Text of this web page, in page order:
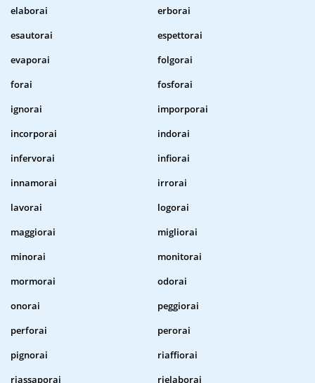
elaborai
erborai
esautorai
espettorai
evaporai
folgorai
forai
fosforai
ignorai
imporporai
incorporai
indorai
infervorai
infiorai
innamorai
irrorai
lavorai
logorai
maggiorai
migliorai
minorai
monitorai
mormorai
odorai
onorai
peggiorai
perforai
perorai
pignorai
riaffiorai
riassaporai
rielaborai